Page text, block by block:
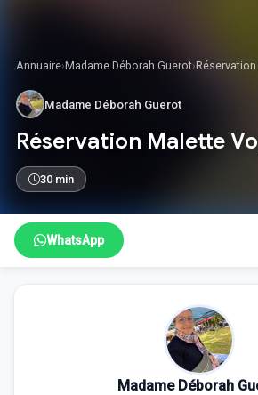
Annuaire›Madame Déborah Guerot›
Madame Déborah Guerot
Réservation Malette
30 min
WhatsApp
Madame Déborah